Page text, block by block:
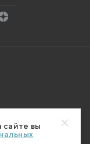
сайте вы
редакции.